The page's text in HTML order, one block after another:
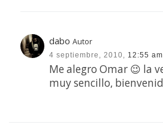
dabo Autor
4 septiembre, 2010, 12:55 am
Me alegro Omar 😉 la
muy sencillo,